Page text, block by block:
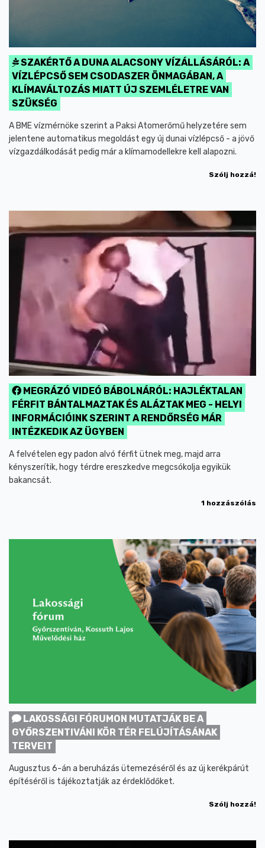
SZAKÉRTŐ A DUNA ALACSONY VÍZÁLLÁSÁRÓL: A
VÍZLÉPCSŐ SEM CSODASZER ÖNMAGÁBAN, A
KLÍMAVÁLTOZÁS MIATT ÚJ SZEMLÉLETRE VAN
SZÜKSÉG
A BME vízmérnöke szerint a Paksi Atomerőmű helyzetére sem
jelentene automatikus megoldást egy új dunai vízlépcső - a jövő
vízgazdálkodását pedig már a klímamodellekre kell alapozni.
Szólj hozzá!
MEGRÁZÓ VIDEÓ BÁBOLNÁRÓL: HAJLÉKTALAN
FÉRFIT BÁNTALMAZTAK ÉS ALÁZTAK MEG - HELYI
INFORMÁCIÓINK SZERINT A RENDŐRSÉG MÁR
INTÉZKEDIK AZ ÜGYBEN
A felvételen egy padon alvó férfit ütnek meg, majd arra
kényszerítik, hogy térdre ereszkedve megcsókolja egyikük
bakancsát.
1 hozzászólás
LAKOSSÁGI FÓRUMON MUTATJÁK BE A
GYŐRSZENTIVÁNI KÖR TÉR FELÚJÍTÁSÁNAK
TERVEIT
Augusztus 6-án a beruházás ütemezéséről és az új kerékpárút
építéséről is tájékoztatják az érdeklődőket.
Szólj hozzá!